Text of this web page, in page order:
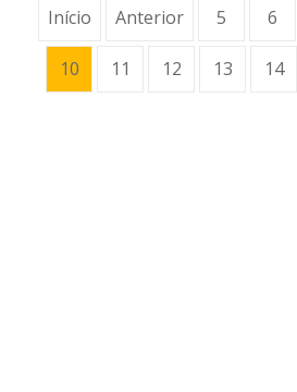
Início Anterior 5 6
10 11 12 13 14